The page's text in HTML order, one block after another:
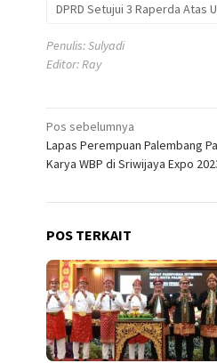
DPRD Setujui 3 Raperda Atas
Penulis: Sulyadi
Editor: Ray
Navigasi
pos
Pos sebelumnya
Lapas Perempuan Palembang
Karya WBP di Sriwijaya Expo
POS TERKAIT